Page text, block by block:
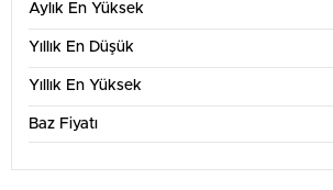
Aylık En Yüksek
Yıllık En Düşük
Yıllık En Yüksek
Baz Fiyatı